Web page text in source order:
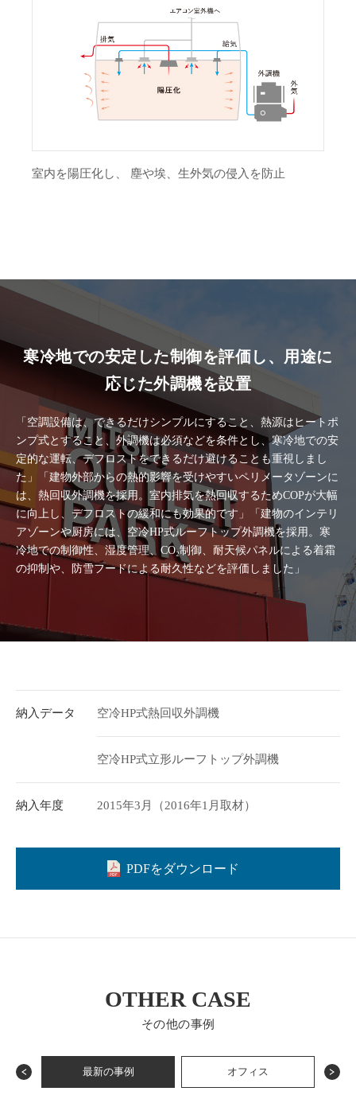
室内を陽圧化し、 塵や埃、生外気の侵入を防止
寒冷地での安定した制御を評価し、用途に
応じた外調機を設置
「空調設備は、できるだけシンプルにすること、熱源はヒートポ
ンプ式とすること、外調機は必須などを条件とし、寒冷地での安
定的な運転、デフロストをできるだけ避けることも重視しまし
た」「建物外部からの熱的影響を受けやすいペリメータゾーンに
は、熱回収外調機を採用。室内排気を熱回収するためCOPが大幅
に向上し、デフロストの緩和にも効果的です」「建物のインテリ
アゾーンや厨房には、空冷HP式ルーフトップ外調機を採用。寒
冷地での制御性、湿度管理、CO₂制御、耐天候パネルによる着霜
の抑制や、防雪フードによる耐久性などを評価しました」
納入データ 空冷HP式熱回収外調機
空冷HP式立形ルーフトップ外調機
納入年度 2015年3月（2016年1月取材）
PDFをダウンロード
OTHER CASE
その他の事例
最新の事例 オフィス